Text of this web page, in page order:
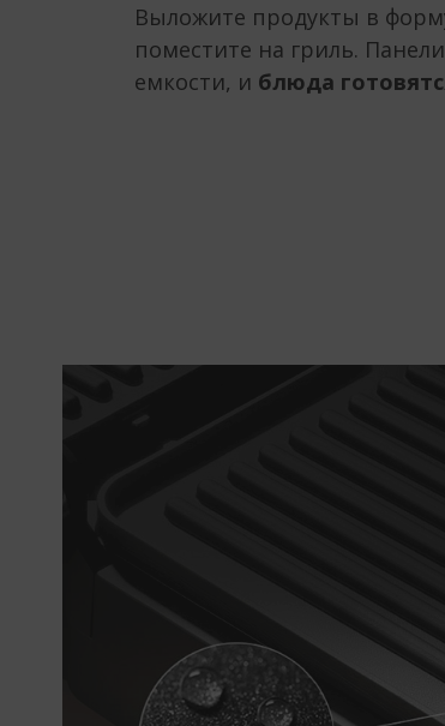
Выложите продукты в
поместите на гриль.
емкости, и блюда